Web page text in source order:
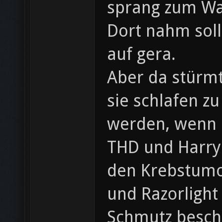
sprang zum
Dort nahm
auf gera.
Aber da
sie schlafen
werden, wenn
THD und
den
und
Schmutz